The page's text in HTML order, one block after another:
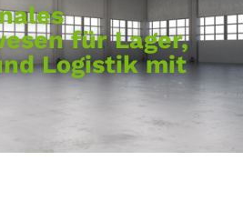
für Lager,
Logistik mit